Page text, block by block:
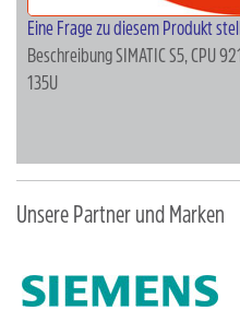
Eine Frage zu diesem Produkt
BeschreibungSIMATIC S5, CPU
135U
Unsere Partner und Marken